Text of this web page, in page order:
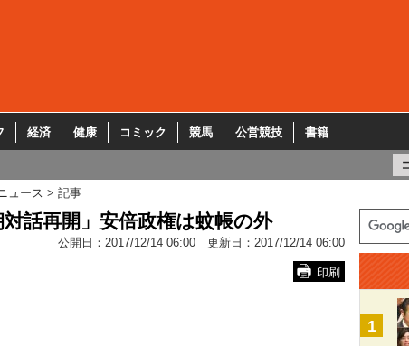
経済 健康 コミック 競馬 公営競技 書籍
ュース 記事
話再開」安倍政権は蚊帳の外
公開日： 2017/12/14 06:00 更新日： 2017/12/14 06:00
印刷
1